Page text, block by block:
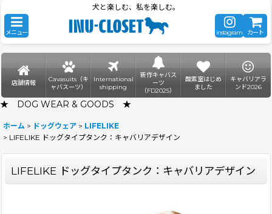
犬と楽しむ、私を楽しむ。
メニュー instagram カート
店舗情報
Cavasuits（キ
ャバスーツ）
International
shipping
新作キャバス
ーツ
（FD2025）
酸素室はじめ
ました
キャバリアラ
ンド2026
★ DOG WEAR & GOODS ★
ホーム > ドッグウェア > LIFELIKE
> LIFELIKE ドッグタイプタンク：キャバリアデザイン
LIFELIKE ドッグタイプタンク：キャバリアデザイン